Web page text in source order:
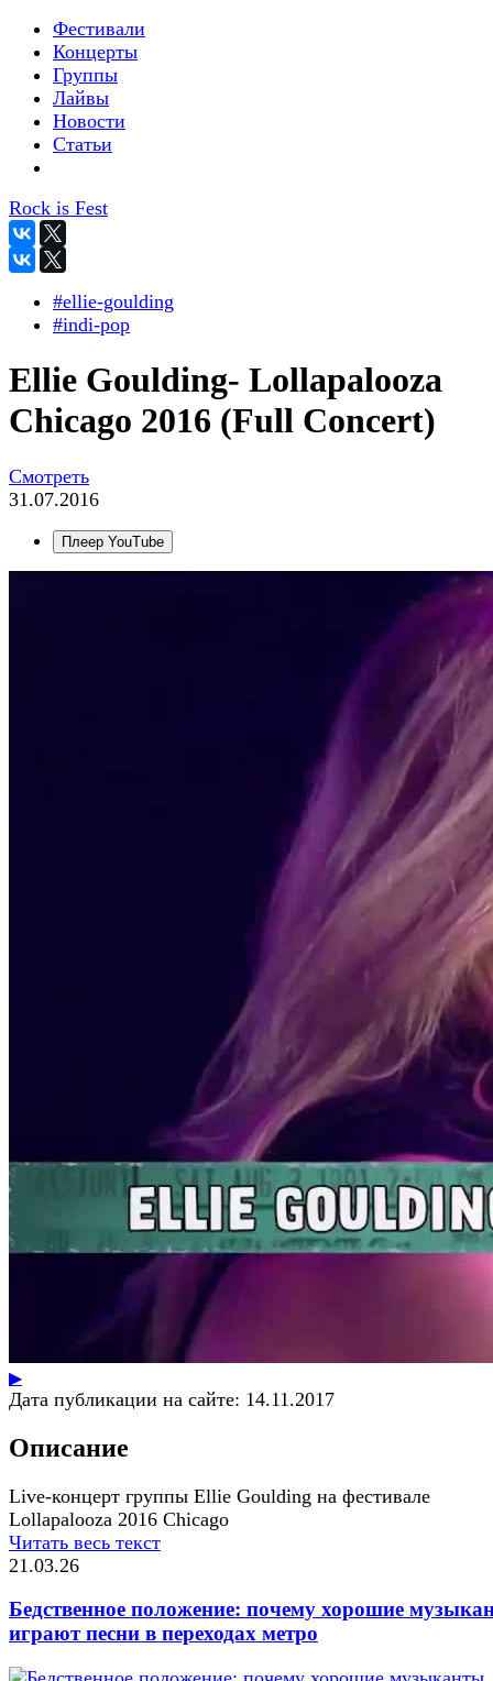
Фестивали
Концерты
Группы
Лайвы
Новости
Статьи
Rock is Fest
#ellie-goulding
#indi-pop
Ellie Goulding- Lollapalooza
Chicago 2016 (Full Concert)
Смотреть
31.07.2016
Плеер YouTube
▶
Дата публикации на сайте: 14.11.2017
Описание
Live-концерт группы Ellie Goulding на фестивале
Lollapalooza 2016 Chicago
Читать весь текст
21.03.26
Бедственное положение: почему хорошие
играют песни в переходах метро